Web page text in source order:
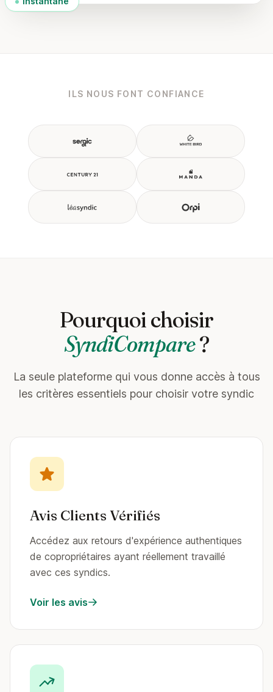
ILS NOUS FONT CONFIANCE
Pourquoi choisir
SyndiCompare?
La seule plateforme qui vous donne accès à tous
les critères essentiels pour choisir votre syndic
Avis Clients Vérifiés
Accédez aux retours d'expérience authentiques
de copropriétaires ayant réellement travaillé
avec ces syndics.
Voir les avis